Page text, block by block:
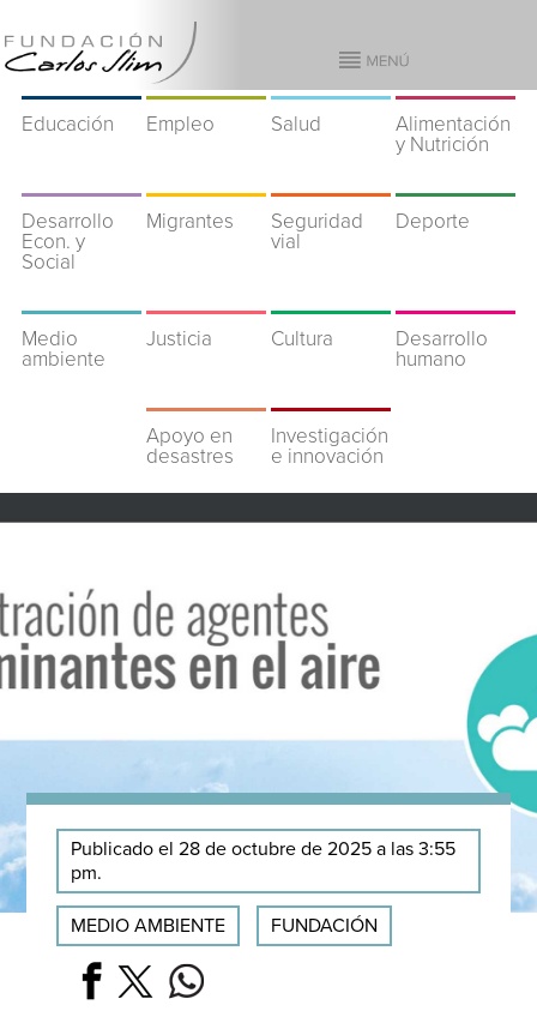
Educación Empleo Salud
Alimentación
y Nutrición
Desarrollo
Econ. y
Social
Migrantes
Seguridad
vial
Deporte
Medio
ambiente
Justicia Cultura
Desarrollo
humano
Apoyo en
desastres
Investigación
e innovación
Publicado el 28 de octubre de 2025 a las 3:55
pm.
MEDIO AMBIENTE FUNDACIÓN